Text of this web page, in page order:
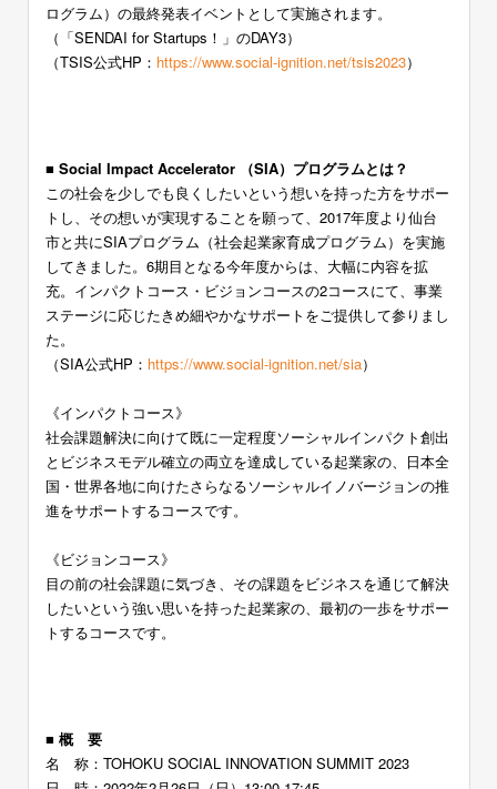
ログラム）の最終発表イベントとして実施されます。
（「SENDAI for Startups！」のDAY3）
（TSIS公式HP： https://www.social-ignition.net/tsis2023）
■ Social Impact Accelerator （SIA）プログラムとは？
この社会を少しでも良くしたいという想いを持った方をサポー
トし、その想いが実現することを願って、2017年度より仙台
市と共にSIAプログラム（社会起業家育成プログラム） を実施
してきました。6期目となる今年度からは、大幅に内容を拡
充。インパクトコース・ビジョンコースの2コースにて、事業
ステージに応じたきめ細やかなサポートをご提供して参りまし
た。
（SIA公式HP： https://www.social-ignition.net/sia）
《インパクトコース》
社会課題解決に向けて既に一定程度ソーシャルインパクト創出
とビジネスモデル確立の両立を達成している起業家の、日本全
国・世界各地に向けたさらなるソーシャルイノバージョンの推
進をサポートするコースです。
《ビジョンコース》
目の前の社会課題に気づき、その課題をビジネスを通じて解決
したいという強い思いを持った起業家の、最初の一歩をサポー
トするコースです。
■ 概 要
名 称：TOHOKU SOCIAL INNOVATION SUMMIT 2023